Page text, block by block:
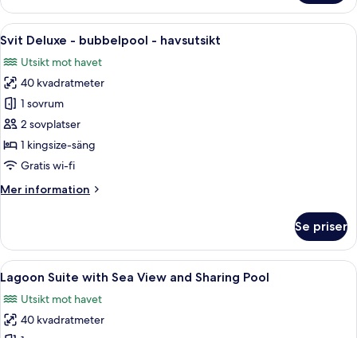
Suite
with
Sea
and
Private
Pool
Öppna
alla
foton
för
Svit
Deluxe
-
bubbelpool
havsutsikt
Ett modernt sovrum med en turkos
20
Svit Deluxe - bubbelpool - havsutsikt
Utsikt mot havet
40 kvadratmeter
1 sovrum
2 sovplatser
1 kingsize-säng
Gratis wi-fi
Mer information
Mer
Deluxe
bubbelpool
havsutsikt
Se priser
Öppna
alla
foton
för
Ett område vid poolen med
10
Lagoon Suite with Sea View and Sharing Pool
Utsikt mot havet
40 kvadratmeter